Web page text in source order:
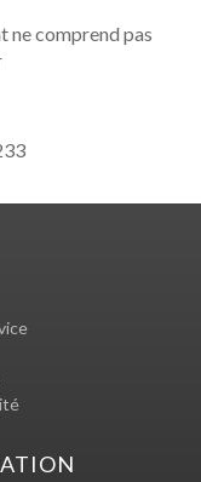
ne comprend pas